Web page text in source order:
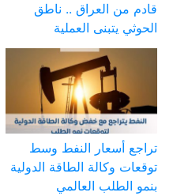
قادم من العراق .. ناطق
الحوثي يتبنى العملية
تراجع أسعار النفط وسط
توقعات وكالة الطاقة الدولية
بنمو الطلب العالمي